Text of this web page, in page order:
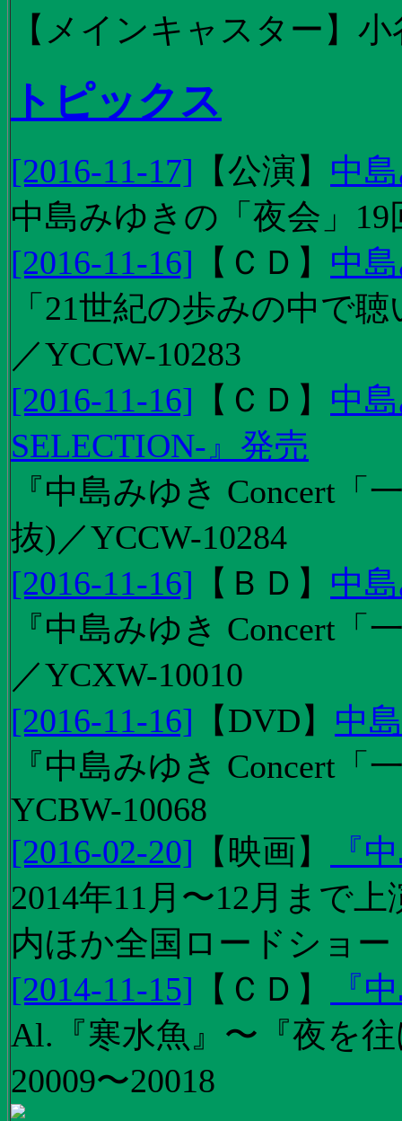
【メインキャスター】
トピックス
[2016-11-17] 【公演 】 中
中島みゆきの「夜会」
[2016-11-16] 【 ＣＤ 】 中
「21世紀の歩みの中で
／YCCW-10283
[2016-11-16] 【 ＣＤ 】 中
SELECTION-』発売
『中島みゆき Concert
抜)／YCCW-10284
[2016-11-16] 【 ＢＤ 】 中
『中島みゆき Concert
／YCXW-10010
[2016-11-16] 【DVD】 中
『中島みゆき Concert
YCBW-10068
[2016-02-20] 【 映画】
『
2014年11月〜12月まで
内ほか全国ロードショー
[2014-11-15] 【 ＣＤ 】
『
Al.『寒水魚』〜『夜を
20009〜20018